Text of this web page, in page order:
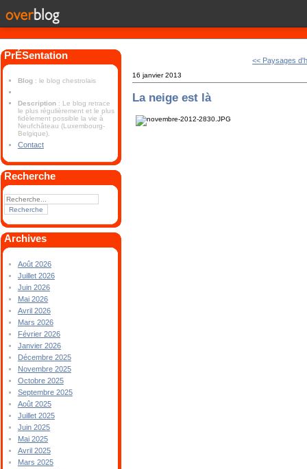
PrÉSentation
Blog : le blog chestrolais
Description : Le blog retrace
le plus régulièrement et le plus
fidèlement possible la vie à
Neufchâteau (Luxembourg-
Belgique).
Contact
Recherche
Archives
Août 2026
Juillet 2026
Juin 2026
Mai 2026
Avril 2026
Mars 2026
Février 2026
Janvier 2026
Décembre 2025
Novembre 2025
Octobre 2025
Septembre 2025
Août 2025
Juillet 2025
Juin 2025
Mai 2025
Avril 2025
Mars 2025
<< Paysages
16 janvier 2013
La neige est là